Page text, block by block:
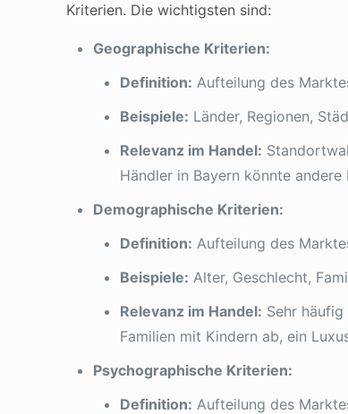
Kriterien. Die wichtigsten sind:
Geographische Kriterien:
Definition: Aufteilung des
Beispiele: Länder, Regionen,
Relevanz im Handel:
Händler in Bayern könnte
Demographische Kriterien:
Definition: Aufteilung des
Beispiele: Alter, Geschlecht,
Relevanz im Handel: Sehr
Familien mit Kindern ab, ein
Psychographische Kriterien:
Definition: Aufteilung des